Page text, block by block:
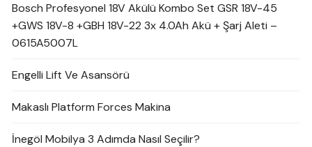
Bosch Profesyonel 18V Akülü Kombo Set GSR 18V-45
+GWS 18V-8 +GBH 18V-22 3x 4.0Ah Akü + Şarj Aleti –
0615A5007L
Engelli Lift Ve Asansörü
Makaslı Platform Forces Makina
İnegöl Mobilya 3 Adımda Nasıl Seçilir?